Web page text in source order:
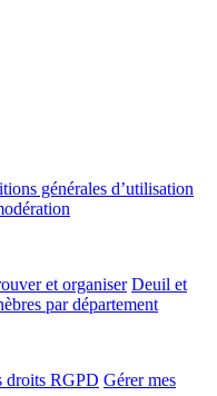
générales d’utilisation
et organiser Deuil et
par département
droits RGPD Gérer mes